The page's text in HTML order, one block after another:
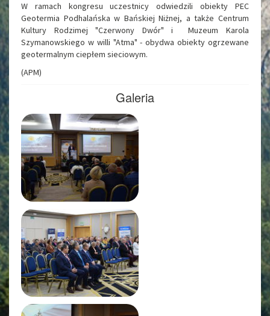
W ramach kongresu uczestnicy odwiedzili obiekty PEC
Geotermia Podhalańska w Bańskiej Niżnej, a także Centrum
Kultury Rodzimej "Czerwony Dwór" i Muzeum Karola
Szymanowskiego w willi "Atma" - obydwa obiekty ogrzewane
geotermalnym ciepłem sieciowym.
(APM)
Galeria